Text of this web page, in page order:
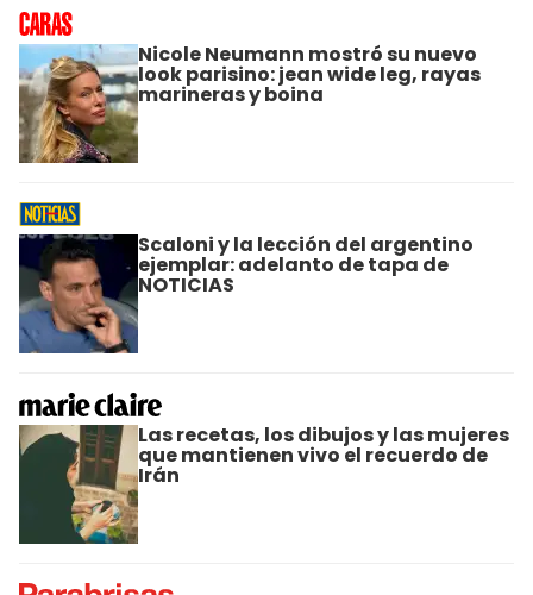
Nicole Neumann mostró su nuevo
look parisino: jean wide leg, rayas
marineras y boina
Scaloni y la lección del argentino
ejemplar: adelanto de tapa de
NOTICIAS
Las recetas, los dibujos y las mujeres
que mantienen vivo el recuerdo de
Irán